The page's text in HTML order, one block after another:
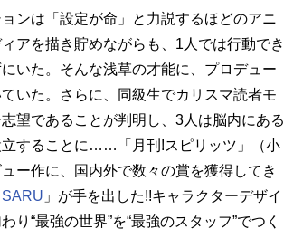
ンは「設定が命」と力説するほどのアニ
アを描き貯めながらも、1人では行動でき
いた。そんな浅草の才能に、プロデュー
いた。さらに、同級生でカリスマ読者モ
望であることが判明し、3人は脳内にある
立することに……「月刊!スピリッツ」（小
ー作に、国内外で数々の賞を獲得してき
」が手を出した!!キャラクターデザイ
“最強の世界”を“最強のスタッフ”でつく